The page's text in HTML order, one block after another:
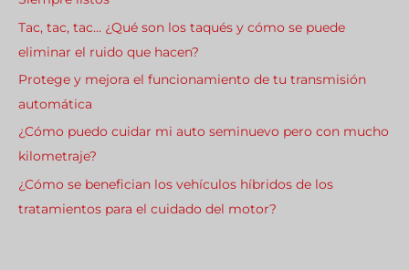
Tac, tac, tac… ¿Qué son los taqués y cómo se puede
eliminar el ruido que hacen?
Protege y mejora el funcionamiento de tu transmisión
automática
¿Cómo puedo cuidar mi auto seminuevo pero con mucho
kilometraje?
¿Cómo se benefician los vehículos híbridos de los
tratamientos para el cuidado del motor?